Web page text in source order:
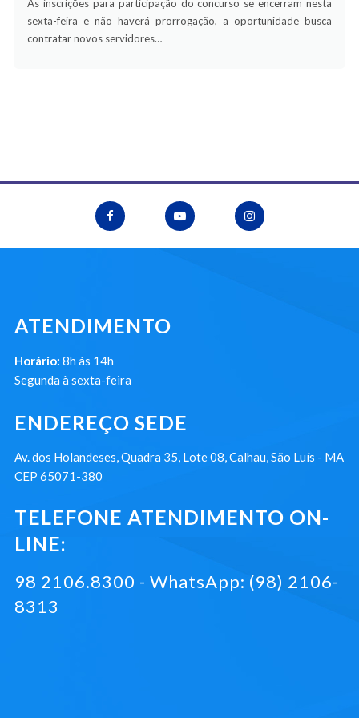
As inscrições para participação do concurso se encerram nesta
sexta-feira e não haverá prorrogação, a oportunidade busca
contratar novos servidores…
ATENDIMENTO
Horário: 8h às 14h
Segunda à sexta-feira
ENDEREÇO SEDE
Av. dos Holandeses, Quadra 35, Lote 08, Calhau, São Luís - MA
CEP 65071-380
TELEFONE ATENDIMENTO ON-
LINE:
98 2106.8300 - WhatsApp: (98) 2106-
8313